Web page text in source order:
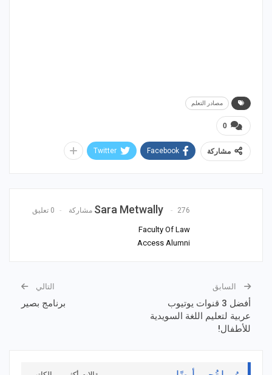
مصادر التعلم
0
مشاركة Facebook
Twitter
Sara Metwally 276 مشاركة 0 تعليق
Faculty Of Law
Access Alumni
السابق
أفضل 3 قنوات يوتيوب
عربية لتعليم اللغة السويدية
للأطفال!
التالي
برنامج بصير